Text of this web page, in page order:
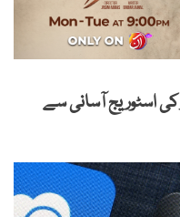
کی اسٹوریج آسانی سے